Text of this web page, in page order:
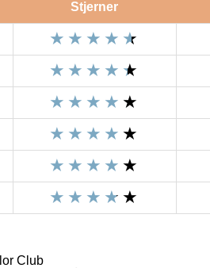
Stjerner
Club